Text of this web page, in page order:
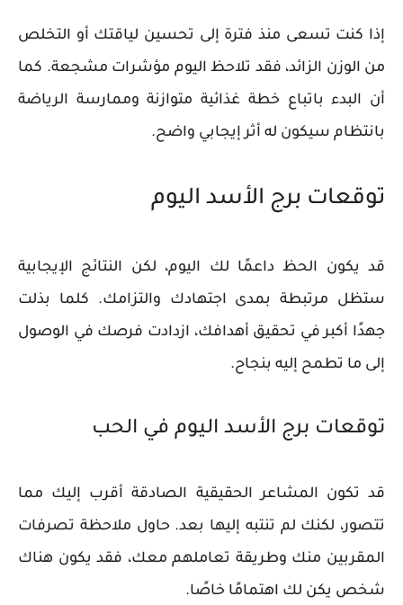
إذا كنت تسعى منذ فترة إلى تحسين لياقتك أو التخلص
من الوزن الزائد، فقد تلاحظ اليوم مؤشرات مشجعة. كما
أن البدء باتباع خطة غذائية متوازنة وممارسة الرياضة
بانتظام سيكون له أثر إيجابي واضح.
توقعات برج الأسد اليوم
قد يكون الحظ داعمًا لك اليوم، لكن النتائج الإيجابية
ستظل مرتبطة بمدى اجتهادك والتزامك. كلما بذلت
جهدًا أكبر في تحقيق أهدافك، ازدادت فرصك في الوصول
إلى ما تطمح إليه بنجاح.
توقعات برج الأسد اليوم في الحب
قد تكون المشاعر الحقيقية الصادقة أقرب إليك مما
تتصور، لكنك لم تنتبه إليها بعد. حاول ملاحظة تصرفات
المقربين منك وطريقة تعاملهم معك، فقد يكون هناك
شخص يكن لك اهتمامًا خاصًا.